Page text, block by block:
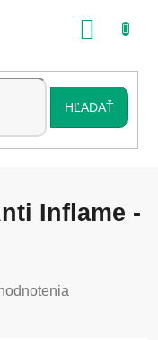
HĽADAŤ
Inflame -